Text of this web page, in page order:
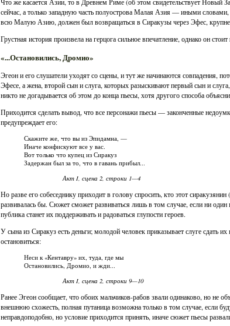
сейчас, а только западную часть полуострова Малая Азия — иными
всю Малую Азию, должен был возвращаться в Сиракузы через Эфес,
Грустная история произвела на герцога сильное впечатление, однако он
«...Остановились, Дромио»
Эгеон и его слушатели уходят со сцены, и тут же начинаются совпадения,
Эфесе, а жена, второй сын и слуга, которых разыскивают первый сын и
никто не догадывается об этом до конца пьесы, хотя другого способа
Приходится сделать вывод, что все персонажи пьесы — законченные
предупреждает его:
Скажите же, что вы из Эпидамна, —
Иначе конфискуют все у вас.
Вот только что купец из Сиракуз
Задержан был за то, что в гавань прибыл...
Акт I, сцена 2, строки 1—4
Но разве его собеседнику приходит в голову спросить, кто этот
развивалась бы. Сюжет сможет развиваться лишь в том случае, если ни один
публика станет их поддерживать и радоваться глупости героев.
У сына из Сиракуз есть деньги; молодой человек приказывает слуге сдать
остановиться:
Неси к «Кентавру» их, туда, где мы
Остановились, Дромио, и жди...
Акт I, сцена 2, строки 9—10
Ранее Эгеон сообщает, что обоих мальчиков-рабов звали одинаково, но не
внешнюю схожесть, полная путаница возможна только в том случае, если
неправдоподобно, но условие приходится принять, иначе сюжет пьесы